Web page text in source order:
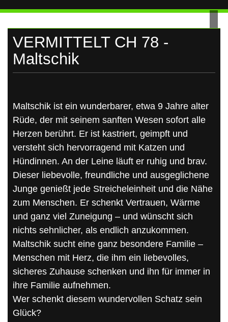
VERMITTELT CH 78 -
Maltschik
Maltschik ist ein wunderbarer, etwa 9 Jahre alter
Rüde, der mit seinem sanften Wesen sofort alle
Herzen berührt. Er ist kastriert, geimpft und
versteht sich hervorragend mit Katzen und
Hündinnen. An der Leine läuft er ruhig und brav.
Dieser liebevolle, freundliche und ausgeglichene
Junge genießt jede Streicheleinheit und die Nähe
zum Menschen. Er schenkt Vertrauen, Wärme
und ganz viel Zuneigung – und wünscht sich
nichts sehnlicher, als endlich anzukommen.
Maltschik sucht eine ganz besondere Familie –
Menschen mit Herz, die ihm ein liebevolles,
sicheres Zuhause schenken und ihn für immer in
ihre Familie aufnehmen.
Wer schenkt diesem wundervollen Schatz sein
Glück?